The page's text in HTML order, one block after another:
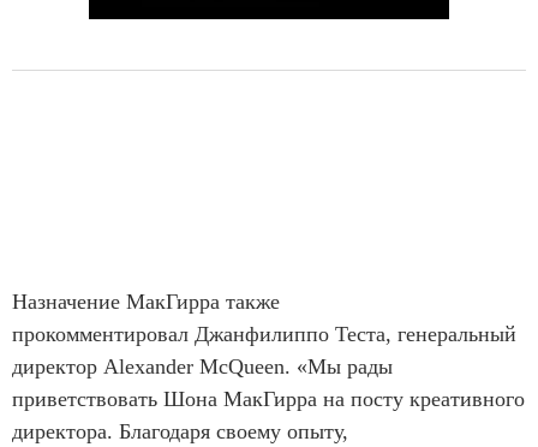
Назначение МакГирра также
прокомментировал Джанфилиппо Теста, генеральный
директор Alexander McQueen. «Мы рады
приветствовать Шона МакГирра на посту креативного
директора. Благодаря своему опыту,